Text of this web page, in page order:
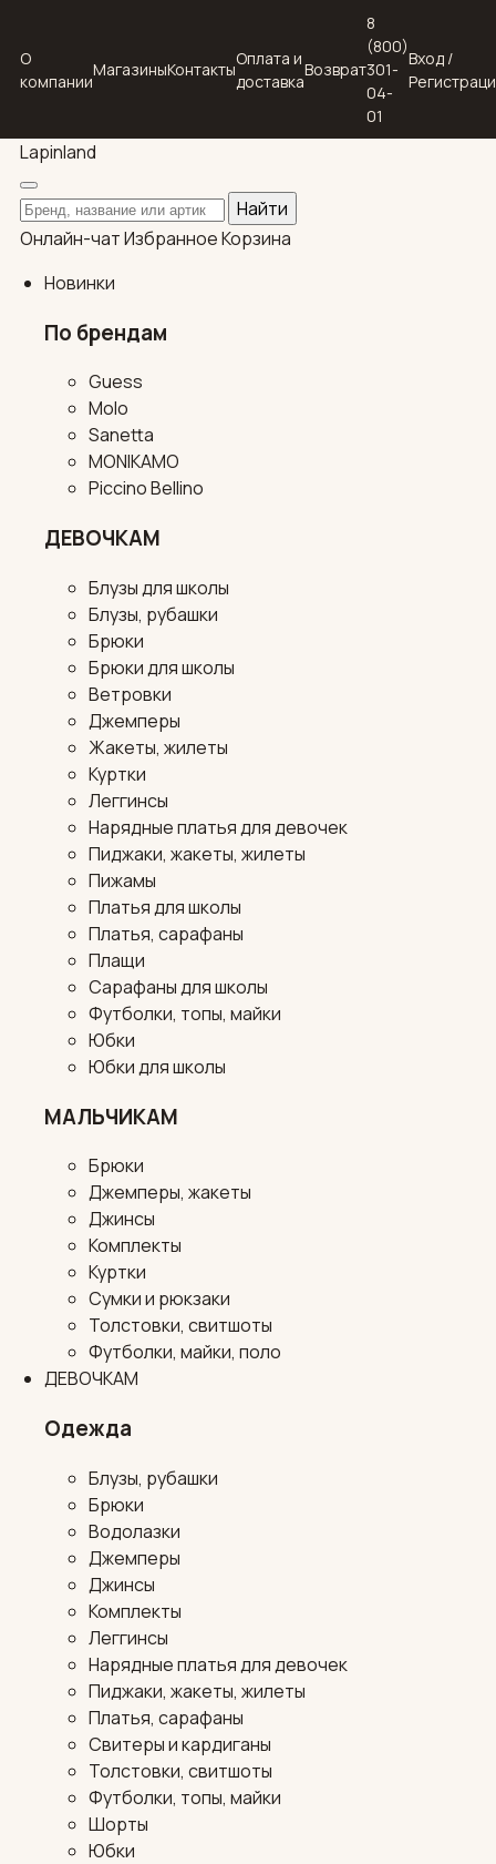
О
компании
МагазиныКонтакты
Оплата и
доставка
Возврат
8
(800)
301-
04-
01
Вход /
Lapinland
Поиск по каталогу
Найти
Онлайн-чатИзбранноеКорзина
Новинки
По брендам
Guess
Molo
Sanetta
MONIKAMO
Piccino Bellino
ДЕВОЧКАМ
Блузы для школы
Блузы, рубашки
Брюки
Брюки для школы
Ветровки
Джемперы
Жакеты, жилеты
Куртки
Леггинсы
Нарядные платья для девочек
Пиджаки, жакеты, жилеты
Пижамы
Платья для школы
Платья, сарафаны
Плащи
Сарафаны для школы
Футболки, топы, майки
Юбки
Юбки для школы
МАЛЬЧИКАМ
Брюки
Джемперы, жакеты
Джинсы
Комплекты
Куртки
Сумки и рюкзаки
Толстовки, свитшоты
Футболки, майки, поло
ДЕВОЧКАМ
Одежда
Блузы, рубашки
Брюки
Водолазки
Джемперы
Джинсы
Комплекты
Леггинсы
Нарядные платья для девочек
Пиджаки, жакеты, жилеты
Платья, сарафаны
Свитеры и кардиганы
Толстовки, свитшоты
Футболки, топы, майки
Шорты
Юбки